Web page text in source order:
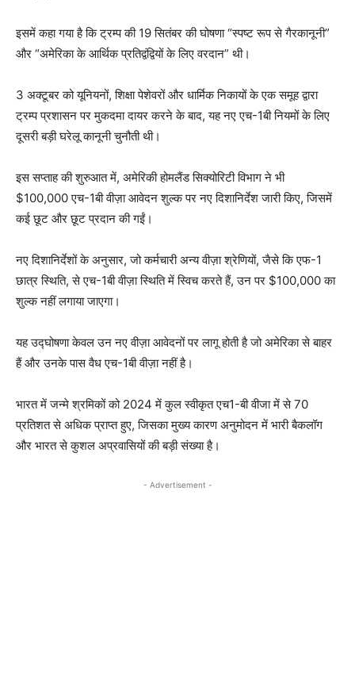
इसमें कहा गया है कि ट्रम्प की 19 सितंबर की घोषणा “स्पष्ट रूप से गैरकानूनी”
और “अमेरिका के आर्थिक प्रतिद्वंद्वियों के लिए वरदान” थी।
3 अक्टूबर को यूनियनों, शिक्षा पेशेवरों और धार्मिक निकायों के एक समूह द्वारा
ट्रम्प प्रशासन पर मुकदमा दायर करने के बाद, यह नए एच-1बी नियमों के लिए
दूसरी बड़ी घरेलू कानूनी चुनौती थी।
इस सप्ताह की शुरुआत में, अमेरिकी होमलैंड सिक्योरिटी विभाग ने भी
$100,000 एच-1बी वीज़ा आवेदन शुल्क पर नए दिशानिर्देश जारी किए, जिसमें
कई छूट और छूट प्रदान की गईं।
नए दिशानिर्देशों के अनुसार, जो कर्मचारी अन्य वीज़ा श्रेणियों, जैसे कि एफ-1
छात्र स्थिति, से एच-1बी वीज़ा स्थिति में स्विच करते हैं, उन पर $100,000 का
शुल्क नहीं लगाया जाएगा।
यह उद्घोषणा केवल उन नए वीज़ा आवेदनों पर लागू होती है जो अमेरिका से बाहर
हैं और उनके पास वैध एच-1बी वीज़ा नहीं है।
भारत में जन्मे श्रमिकों को 2024 में कुल स्वीकृत एच1-बी वीजा में से 70
प्रतिशत से अधिक प्राप्त हुए, जिसका मुख्य कारण अनुमोदन में भारी बैकलॉग
और भारत से कुशल अप्रवासियों की बड़ी संख्या है।
- Advertisement -